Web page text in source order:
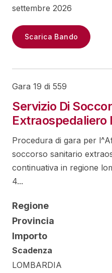
settembre 2026
Scarica Bando
Gara 19 di 559
Servizio Di
Extraospedaliero
Procedura di gara per
soccorso sanitario
continuativa in regione
4...
Regione
Provincia
Importo
Scadenza
LOMBARDIA